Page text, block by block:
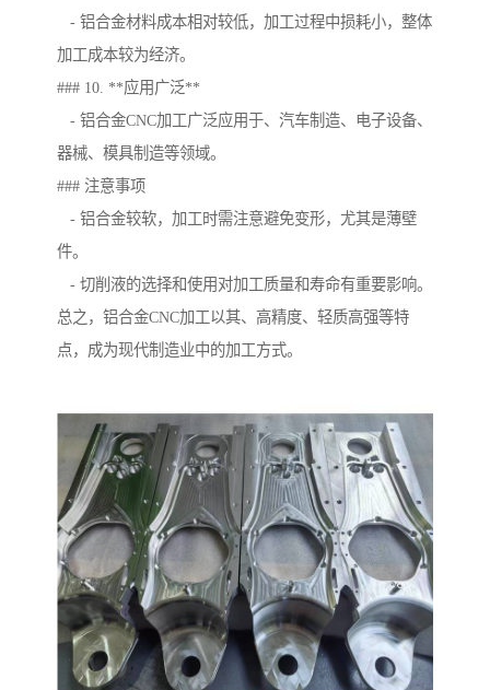
- 铝合金材料成本相对较低，加工过程中损耗小，整体
加工成本较为经济。
### 10. **应用广泛**
- 铝合金CNC加工广泛应用于、汽车制造、电子设备、
器械、模具制造等领域。
### 注意事项
- 铝合金较软，加工时需注意避免变形，尤其是薄壁
件。
- 切削液的选择和使用对加工质量和寿命有重要影响。
总之，铝合金CNC加工以其、高精度、轻质高强等特
点，成为现代制造业中的加工方式。